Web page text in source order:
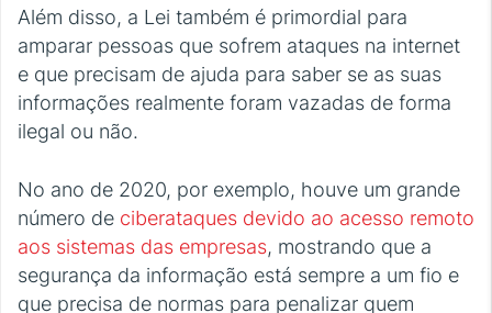
Além disso, a Lei também é primordial para
amparar pessoas que sofrem ataques na internet
e que precisam de ajuda para saber se as suas
informações realmente foram vazadas de forma
ilegal ou não.
No ano de 2020, por exemplo, houve um grande
número de ciberataques devido ao acesso remoto
aos sistemas das empresas, mostrando que a
segurança da informação está sempre a um fio e
que precisa de normas para penalizar quem